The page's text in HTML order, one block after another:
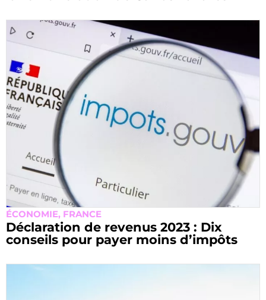
ÉCONOMIE, FRANCE
Déclaration de revenus 2023 : Dix
conseils pour payer moins d’impôts